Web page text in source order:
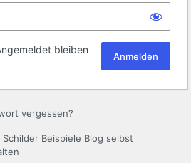
bleiben
vergessen?
Beispiele Blog selbst